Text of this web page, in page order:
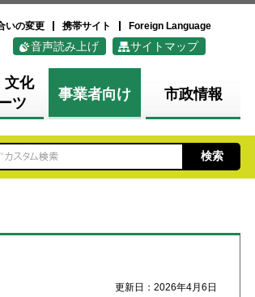
いの変更 携帯サイト Foreign Language
音声読み上げ サイトマップ
文化
ツ
事業者向け 市政情報
更新日：2026年4月6日